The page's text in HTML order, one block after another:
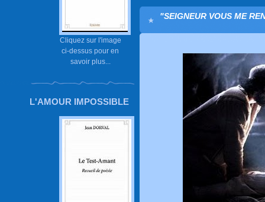
Cliquez sur l'image
ci-dessus pour en
savoir plus...
L'AMOUR IMPOSSIBLE
"SEIGNEUR VOUS ME